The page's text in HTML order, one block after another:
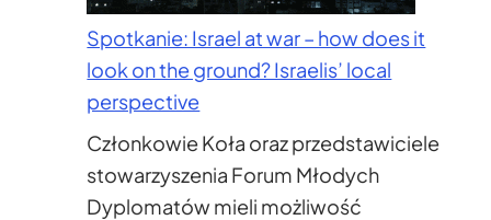
Izrael
Spotkanie: Israel at war – how does it
look on the ground? Israelis’ local
perspective
Członkowie Koła oraz przedstawiciele
stowarzyszenia Forum Młodych
Dyplomatów mieli możliwość